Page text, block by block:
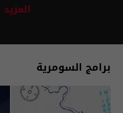
المزيد
برامج السومرية